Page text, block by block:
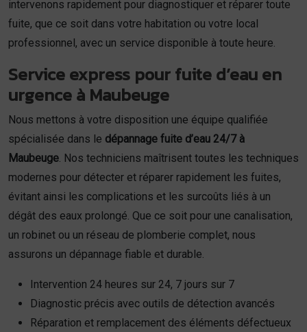
intervenons rapidement pour diagnostiquer et réparer toute
fuite, que ce soit dans votre habitation ou votre local
professionnel, avec un service disponible à toute heure.
Service express pour fuite d’eau en
urgence à Maubeuge
Nous mettons à votre disposition une équipe qualifiée
spécialisée dans le dépannage fuite d’eau 24/7 à
Maubeuge. Nos techniciens maîtrisent toutes les techniques
modernes pour détecter et réparer rapidement les fuites,
évitant ainsi les complications et les surcoûts liés à un
dégât des eaux prolongé. Que ce soit pour une canalisation,
un robinet ou un réseau de plomberie complet, nous
assurons un dépannage fiable et durable.
Intervention 24 heures sur 24, 7 jours sur 7
Diagnostic précis avec outils de détection avancés
Réparation et remplacement des éléments défectueux